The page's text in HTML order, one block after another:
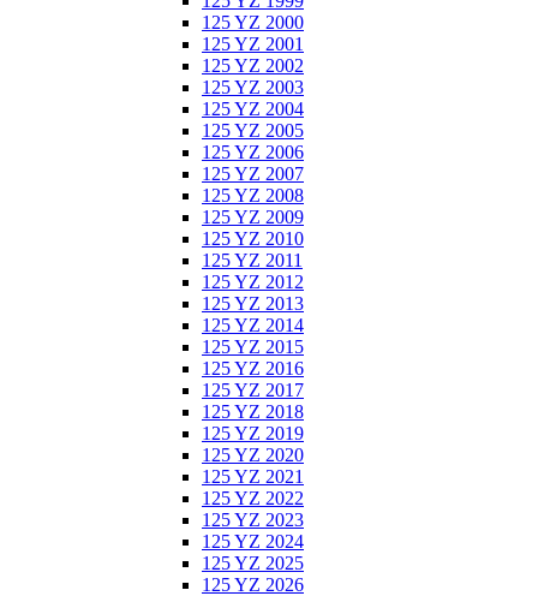
125 YZ 2000
125 YZ 2001
125 YZ 2002
125 YZ 2003
125 YZ 2004
125 YZ 2005
125 YZ 2006
125 YZ 2007
125 YZ 2008
125 YZ 2009
125 YZ 2010
125 YZ 2011
125 YZ 2012
125 YZ 2013
125 YZ 2014
125 YZ 2015
125 YZ 2016
125 YZ 2017
125 YZ 2018
125 YZ 2019
125 YZ 2020
125 YZ 2021
125 YZ 2022
125 YZ 2023
125 YZ 2024
125 YZ 2025
125 YZ 2026